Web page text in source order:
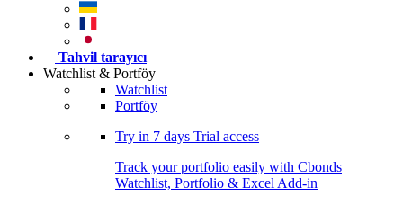
Tahvil tarayıcı
Watchlist & Portföy
Watchlist
Portföy
Try in 7 days Trial access
Track your portfolio easily with Cbonds
Watchlist, Portfolio & Excel Add-in